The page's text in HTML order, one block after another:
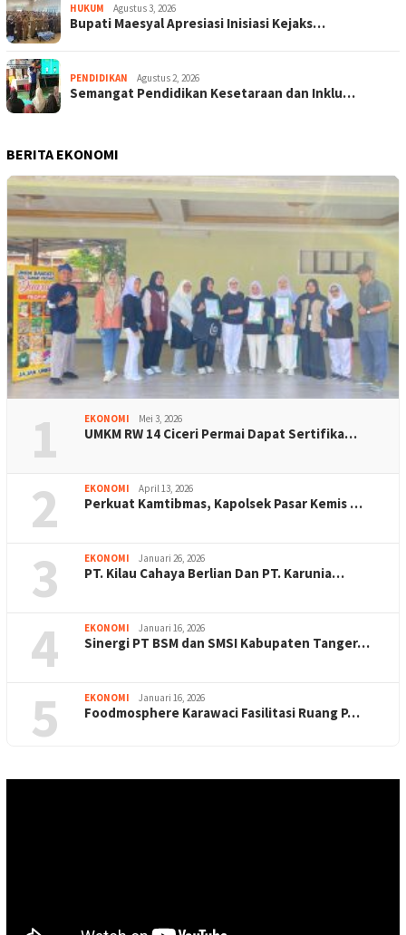
HUKUM Agustus 3, 2026
Bupati Maesyal Apresiasi Inisiasi Kejaks…
PENDIDIKAN Agustus 2, 2026
Semangat Pendidikan Kesetaraan dan Inklu…
BERITA EKONOMI
1 EKONOMI Mei 3, 2026
UMKM RW 14 Ciceri Permai Dapat Sertifika…
2 EKONOMI April 13, 2026
Perkuat Kamtibmas, Kapolsek Pasar Kemis …
3 EKONOMI Januari 26, 2026
PT. Kilau Cahaya Berlian Dan PT. Karunia…
4 EKONOMI Januari 16, 2026
Sinergi PT BSM dan SMSI Kabupaten Tanger…
5 EKONOMI Januari 16, 2026
Foodmosphere Karawaci Fasilitasi Ruang P…